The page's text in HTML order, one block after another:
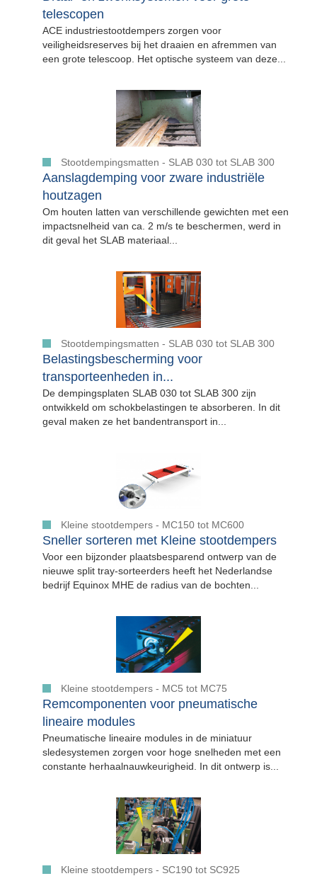
telescopen
ACE industriestootdempers zorgen voor
veiligheidsreserves bij het draaien en afremmen van
een grote telescoop. Het optische systeem van deze...
Stootdempingsmatten - SLAB 030 tot SLAB 300
Aanslagdemping voor zware industriële
houtzagen
Om houten latten van verschillende gewichten met een
impactsnelheid van ca. 2 m/s te beschermen, werd in
dit geval het SLAB materiaal...
Stootdempingsmatten - SLAB 030 tot SLAB 300
Belastingsbescherming voor
transporteenheden in...
De dempingsplaten SLAB 030 tot SLAB 300 zijn
ontwikkeld om schokbelastingen te absorberen. In dit
geval maken ze het bandentransport in...
Kleine stootdempers - MC150 tot MC600
Sneller sorteren met Kleine stootdempers
Voor een bijzonder plaatsbesparend ontwerp van de
nieuwe split tray-sorteerders heeft het Nederlandse
bedrijf Equinox MHE de radius van de bochten...
Kleine stootdempers - MC5 tot MC75
Remcomponenten voor pneumatische
lineaire modules
Pneumatische lineaire modules in de miniatuur
sledesystemen zorgen voor hoge snelheden met een
constante herhaalnauwkeurigheid. In dit ontwerp is...
Kleine stootdempers - SC190 tot SC925